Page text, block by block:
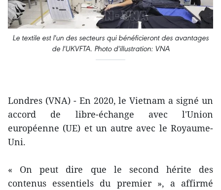
Le textile est l'un des secteurs qui bénéficieront des avantages
de l'UKVFTA. Photo d'illustration: VNA
Londres (VNA) - En 2020, le Vietnam a signé un
accord de libre-échange avec l'Union
européenne (UE) et un autre avec le Royaume-
Uni.
« On peut dire que le second hérite des
contenus essentiels du premier », a affirmé